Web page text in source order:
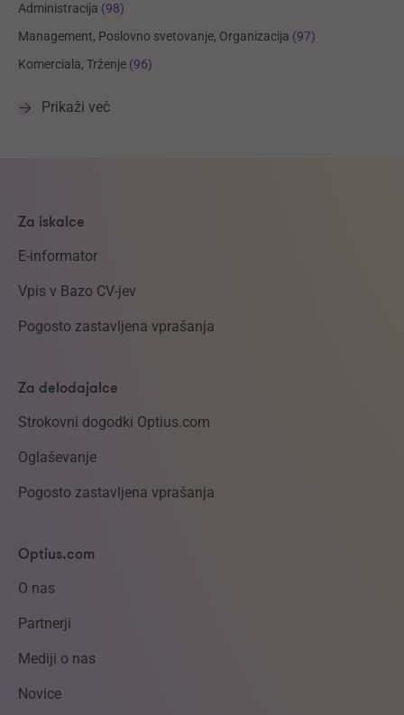
Administracija (98)
Management, Poslovno svetovanje, Organizacija (97)
Komerciala, Trženje (96)
Prikaži več
Za iskalce
E-informator
Vpis v Bazo CV-jev
Pogosto zastavljena vprašanja
Za delodajalce
Strokovni dogodki Optius.com
Oglaševanje
Pogosto zastavljena vprašanja
Optius.com
O nas
Partnerji
Mediji o nas
Novice